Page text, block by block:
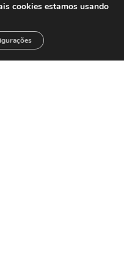
UNA+
OPORTUNIDADES
Trabalhe
cookies estamos usando